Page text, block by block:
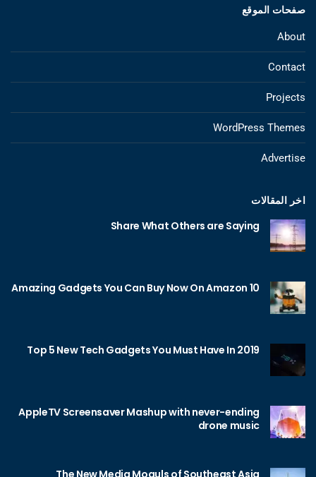
صفحات الموقع
About
Contact
Projects
WordPress Themes
Advertise
اخر المقالات
Share What Others are Saying
10 Amazing Gadgets You Can Buy Now On Amazon
Top 5 New Tech Gadgets You Must Have In 2019
AppleTV Screensaver Mashup with never-ending
drone music